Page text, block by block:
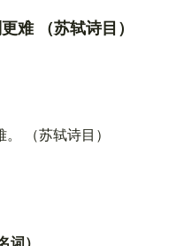
难 （苏轼诗目）
（苏轼诗目）